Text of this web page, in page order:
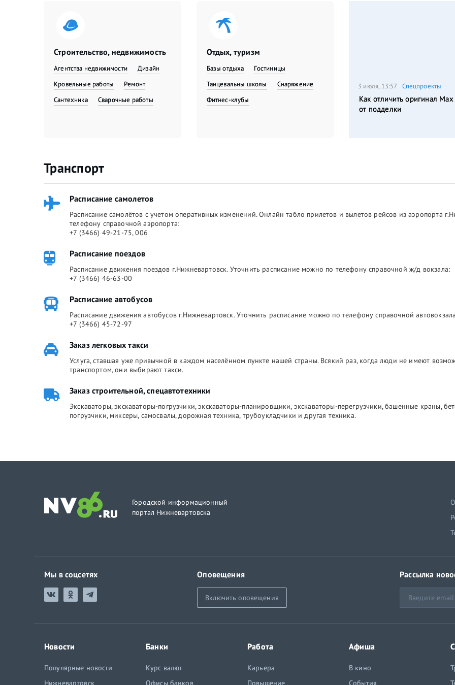
Строительство, недвижимость
Агентства недвижимости
Дизайн
Кровельные работы
Ремонт
Сантехника
Сварочные работы
Отдых, туризм
Базы отдыха
Гостиницы
Танцевальны школы
Снаряжение
Фитнес-клубы
3 июля, 13:57 Спецпроекты
Как отличить оригинал
от подделки
Транспорт
Расписание самолетов
Расписание самолётов с учетом оперативных изменений. Онлайн табло прилетов и вылетов рейсов из аэропорта
телефону справочной аэропорта:
+7 (3466) 49-21-75, 006
Расписание поездов
Расписание движения поездов г.Нижневартовск. Уточнить расписание можно по телефону справочной ж/д вокзала:
+7 (3466) 46-63-00
Расписание автобусов
Расписание движения автобусов г.Нижневартовск. Уточнить расписание можно по телефону справочной
+7 (3466) 45-72-97
Заказ легковых такси
Услуга, ставшая уже привычной в каждом населённом пункте нашей страны. Всякий раз, когда люди не имеют
транспортом, они выбирают такси.
Заказ строительной, спецавтотехники
Экскаваторы, экскаваторы-погрузчики, экскаваторы-планировщики, экскаваторы-перегрузчики, башенные краны,
погрузчики, миксеры, самосвалы, дорожная техника, трубоукладчики и другая техника.
Городской информационный
портал Нижневартовска
Мы в соцсетях Оповещения
Включить оповещения
Рассылка
Новости
Популярные новости
Нижневартовск
Банки
Курс валют
Офисы банков
Работа
Карьера
Повышение
Афиша
В кино
События